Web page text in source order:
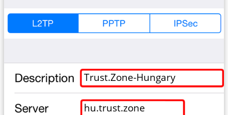
Trust.Zone-Hungary
hu.trust.zone